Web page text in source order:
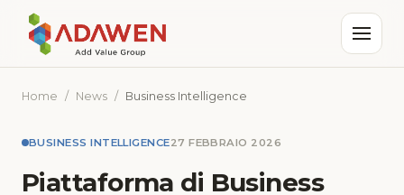
Home / News / Business Intelligence
BUSINESS INTELLIGENCE27 FEBBRAIO 2026
Piattaforma di Business